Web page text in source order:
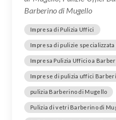
Barberino di Mugello
Impresa di Pulizia Uffici
Impresa di pulizie
Impresa Pulizia Ufficio a
Imprese di pulizia uffici
pulizia Barberino di Mugello
Pulizia di vetri Barberino di